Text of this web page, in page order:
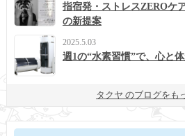
指宿発・ストレスZEROケ
の新提案
2025.5.03
週1の“水素習慣”で、心と体
タクヤ のブログをも